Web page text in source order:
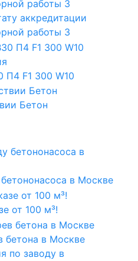
аккредитации
работы 3
П4 F1 300 W10
Бетон
в Москве
от 100 м³!
бетона в Москве